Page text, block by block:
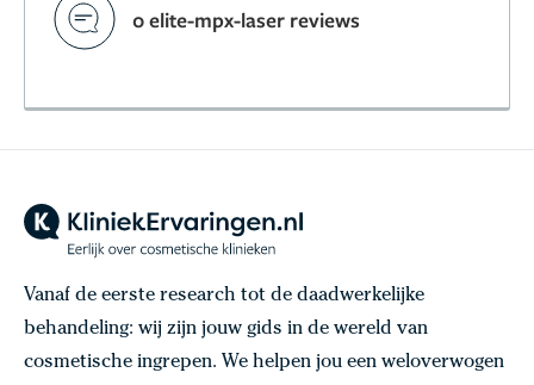
0 elite-mpx-laser reviews
Vanaf de eerste research tot de daadwerkelijke
behandeling: wij zijn jouw gids in de wereld van
cosmetische ingrepen. We helpen jou een weloverwogen